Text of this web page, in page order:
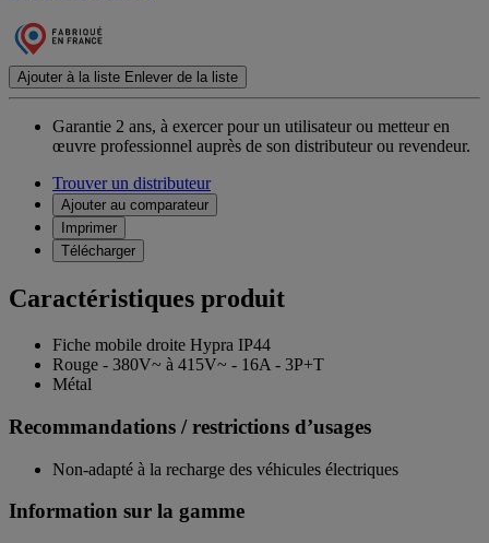
Ajouter à la liste Enlever de la liste
Garantie 2 ans, à exercer pour un utilisateur ou metteur en
œuvre professionnel auprès de son distributeur ou revendeur.
Trouver un distributeur
Ajouter au comparateur
Imprimer
Télécharger
Caractéristiques produit
Fiche mobile droite Hypra IP44
Rouge - 380V~ à 415V~ - 16A - 3P+T
Métal
Recommandations / restrictions d’usages
Non-adapté à la recharge des véhicules électriques
Information sur la gamme